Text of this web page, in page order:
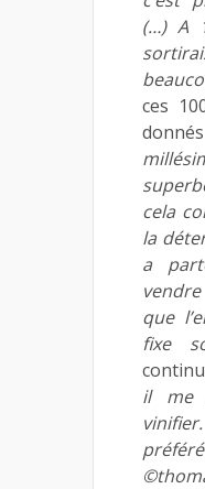
(…) A
ces
cela
la
a
que
fixe
il me
préféré